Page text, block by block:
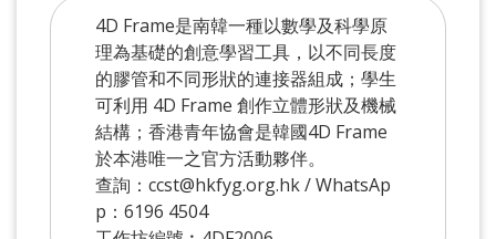
4D Frame是南韓一種以數學及科學原
理為基礎的創意學習工具，以不同長度
的膠管和不同形狀的連接器組成；學生
可利用 4D Frame 創作立體形狀及機械
結構；香港青年協會是韓國4D Frame
於本港唯一之官方活動夥伴。
查詢：ccst@hkfyg.org.hk / WhatsAp
p：6196 4504